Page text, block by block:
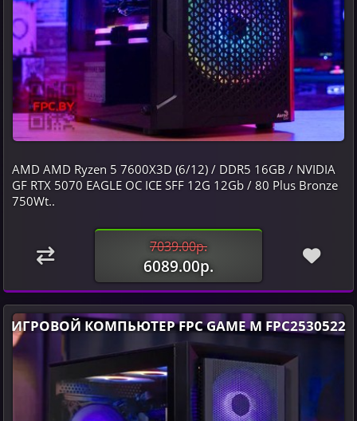
AMD AMD Ryzen 5 7600X3D (6/12) / DDR5 16GB / NVIDIA
GF RTX 5070 EAGLE OC ICE SFF 12G 12Gb / 80 Plus Bronze
750Wt..
7039.00р.
6089.00р.
ИГРОВОЙ КОМПЬЮТЕР FPC GAME M FPC2530522